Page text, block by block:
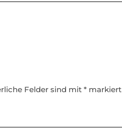
Felder sind mit *markiert